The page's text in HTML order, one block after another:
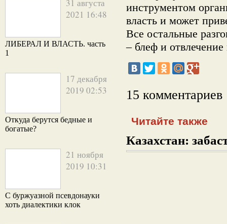
31 августа
2021 16:48
ЛИБЕРАЛ И ВЛАСТЬ. часть
1
17 декабря
2019 02:53
Откуда берутся бедные и
богатые?
21 ноября
2019 10:31
С буржуазной псевдонауки
хоть диалектики клок
инструментом
власть и может
Все остальные
– блеф и
15 комментариев
Читайте также
Казахстан: